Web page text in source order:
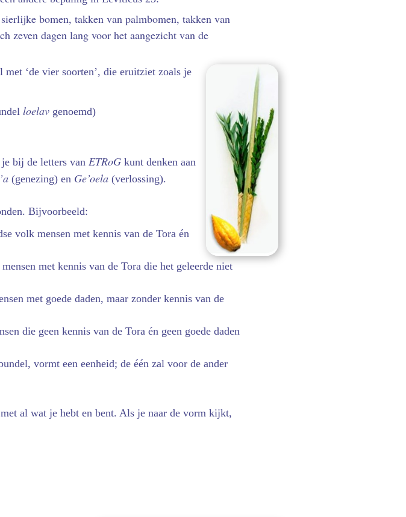
bomen, takken van palmbomen, takken van
zeven dagen lang voor het aangezicht van de
met ‘de vier soorten’, die eruitziet zoals je
loelav genoemd)
bij de letters van ETRoG kunt denken aan
(genezing) en Ge’oela (verlossing).
Bijvoorbeeld:
volk mensen met kennis van de Tora én
met kennis van de Tora die het geleerde niet
met goede daden, maar zonder kennis van de
die geen kennis van de Tora én geen goede daden
vormt een eenheid; de één zal voor de ander
al wat je hebt en bent. Als je naar de vorm kijkt,